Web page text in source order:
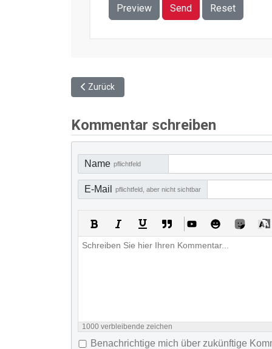
Preview Send Reset
Vorheriger Beitrag: Jugendverkehrsschule
Zurück
Kommentar schreiben
Name pflichtfeld
E-Mail pflichtfeld, aber nicht sichtbar
1000 verbleibende zeichen
Benachrichtige mich über zukünftige